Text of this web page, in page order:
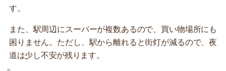
す。
また、駅周辺にスーパーが複数あるので、買い物場所にも
困りません。ただし、駅から離れると街灯が減るので、夜
道は少し不安が残ります。